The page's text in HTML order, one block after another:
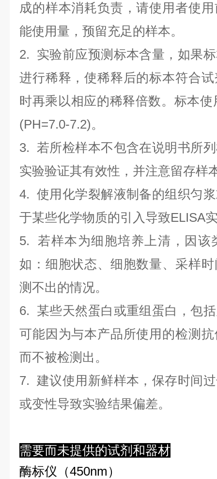
成的样本消耗负责，请使用者使
能使用量，预留充足的样本。
2. 实验前应预测标本含量，如果
进行稀释，使稀释后的标本符合
时再乘以相应的稀释倍数。标本
(PH=7.0-7.2)。
3. 若所检样本不包含在说明书所
实验验证其有效性，并注意留存样
4. 使用化学裂解液制备的组织匀
于某些化学物质的引入导致ELISA
5. 若样本为细胞培养上清，因该
如：细胞状态、细胞数量、采样
测不出的情况。
6. 某些天然蛋白或重组蛋白，包
可能因为与本产品所使用的检测
而不被检测出。
7. 建议使用新鲜样本，保存时间
或变性导致实验结果偏差。
需要而未提供的试剂和器材
酶标仪（450nm）